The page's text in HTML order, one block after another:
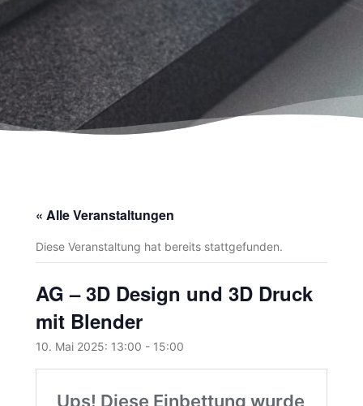
« Alle Veranstaltungen
Diese Veranstaltung hat bereits stattgefunden.
AG – 3D Design und 3D Druck
mit Blender
10. Mai 2025: 13:00 - 15:00